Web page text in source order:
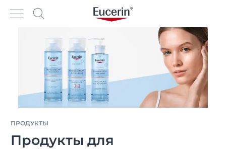
ПРОДУКТЫ
Продукты для